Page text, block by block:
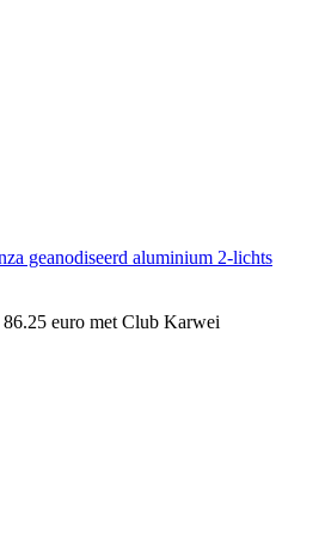
geanodiseerd aluminium 2-lichts
euro met Club Karwei